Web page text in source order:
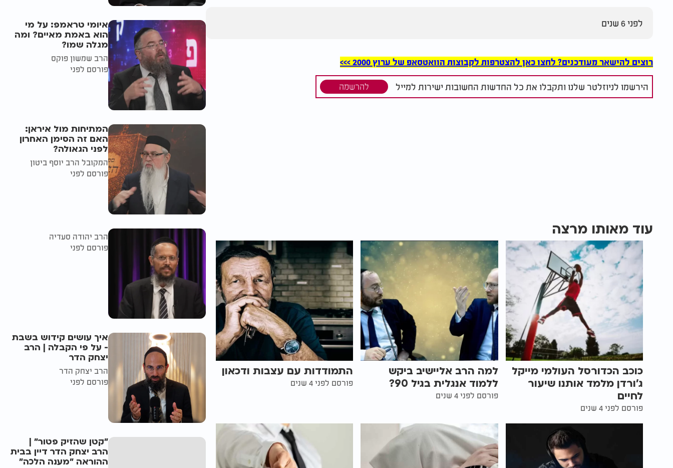
לפני 6 שנים
רוצים להישאר מעודכנים? לחצו כאן להצטרפות לקבוצות הוואטסאפ של ערוץ 2000 >>>
הירשמו לניוזלטר שלנו ותקבלו את כל החדשות החשובות ישירות למייל להרשמה
עוד מאותו מרצה
כוכב הכדורסל העולמי מייקל
ג’ורדן מלמד אותנו שיעור
לחיים
פורסם לפני 4 שנים
למה הרב אליישיב ביקש
ללמוד אנגלית בגיל 90?
פורסם לפני 4 שנים
התמודדות עם עצבות ודכאון
פורסם לפני 4 שנים
איומי טראמפ: על מי
הוא באמת מאיים? ומה
מגלה שמו?
הרב שמשון פוקס
פורסם לפני
המתיחות מול איראן:
האם זה הסימן האחרון
לפני הגאולה?
המקובל הרב יוסף ביטון
פורסם לפני
הרב יהודה סעדיה
פורסם לפני
איך עושים קידוש בשבת
- על פי הקבלה | הרב
יצחק הדר
הרב יצחק הדר
פורסם לפני
"קטן שהזיק פטור" |
הרב יצחק הדר דיין בבית
ההוראה "מענה הלכה"